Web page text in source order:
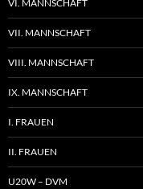
VI. MANNSCHAFT
VII. MANNSCHAFT
VIII. MANNSCHAFT
IX. MANNSCHAFT
I. FRAUEN
II. FRAUEN
U20W – DVM